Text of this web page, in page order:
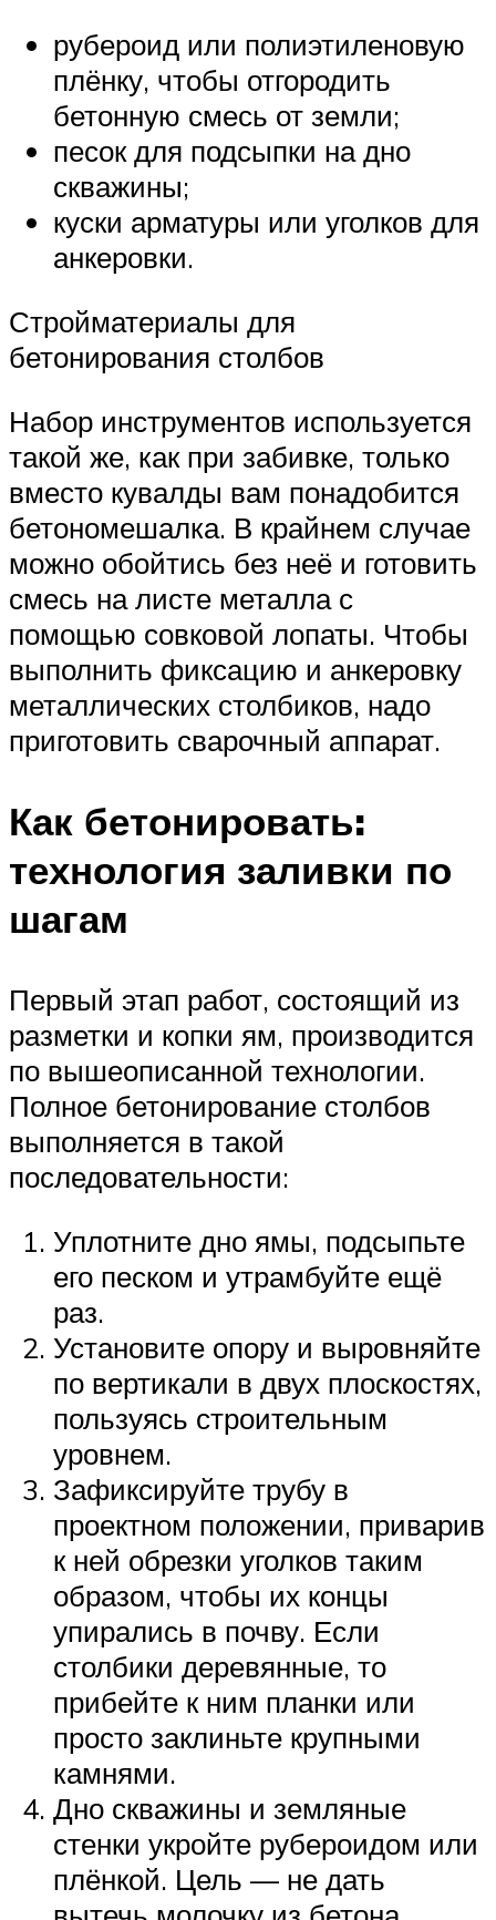
рубероид или полиэтиленовую
плёнку, чтобы отгородить
бетонную смесь от земли;
песок для подсыпки на дно
скважины;
куски арматуры или уголков для
анкеровки.
Стройматериалы для
бетонирования столбов
Набор инструментов используется
такой же, как при забивке, только
вместо кувалды вам понадобится
бетономешалка. В крайнем случае
можно обойтись без неё и готовить
смесь на листе металла с
помощью совковой лопаты. Чтобы
выполнить фиксацию и анкеровку
металлических столбиков, надо
приготовить сварочный аппарат.
Как бетонировать:
технология заливки по
шагам
Первый этап работ, состоящий из
разметки и копки ям, производится
по вышеописанной технологии.
Полное бетонирование столбов
выполняется в такой
последовательности:
Уплотните дно ямы, подсыпьте
его песком и утрамбуйте ещё
раз.
Установите опору и выровняйте
по вертикали в двух плоскостях,
пользуясь строительным
уровнем.
Зафиксируйте трубу в
проектном положении, приварив
к ней обрезки уголков таким
образом, чтобы их концы
упирались в почву. Если
столбики деревянные, то
прибейте к ним планки или
просто заклиньте крупными
камнями.
Дно скважины и земляные
стенки укройте рубероидом или
плёнкой. Цель — не дать